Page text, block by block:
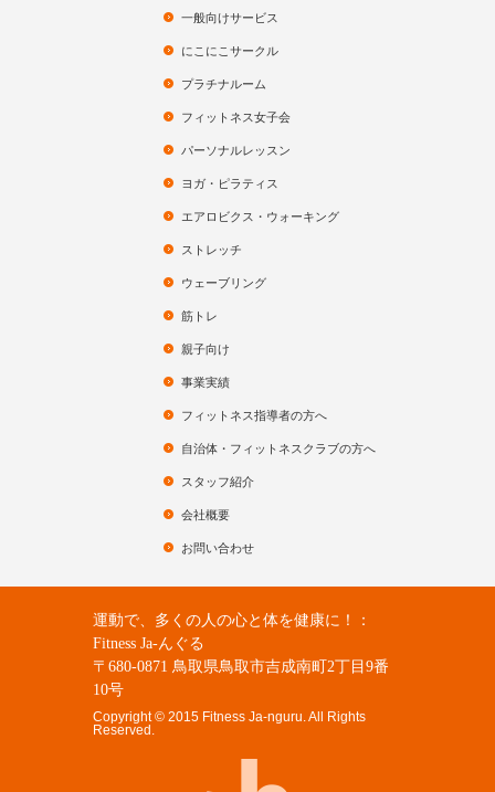
一般向けサービス
にこにこサークル
プラチナルーム
フィットネス女子会
パーソナルレッスン
ヨガ・ピラティス
エアロビクス・ウォーキング
ストレッチ
ウェーブリング
筋トレ
親子向け
事業実績
フィットネス指導者の方へ
自治体・フィットネスクラブの方へ
スタッフ紹介
会社概要
お問い合わせ
運動で、多くの人の心と体を健康に！：
Fitness Ja-んぐる
〒680-0871 鳥取県鳥取市吉成南町2丁目9番
10号
Copyright © 2015 Fitness Ja-nguru. All Rights
Reserved.